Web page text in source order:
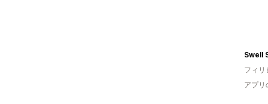
Swell
フィリ
アプリ